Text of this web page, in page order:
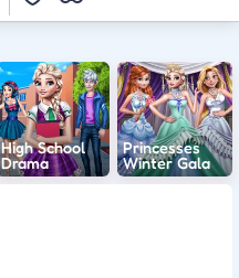
High School
Drama
Princesses
Winter Gala